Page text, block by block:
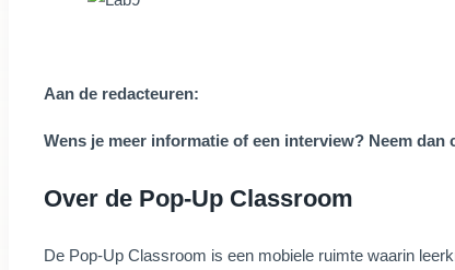
Aan de redacteuren:
Wens je meer informatie of een interview? Neem
Over de Pop-Up Classroom
De Pop-Up Classroom is een mobiele ruimte waarin